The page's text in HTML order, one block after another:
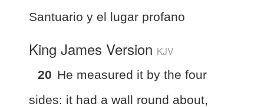
Santuario y el lugar profano
King James Version KJV
20 He measured it by the four
sides: it had a wall round about,